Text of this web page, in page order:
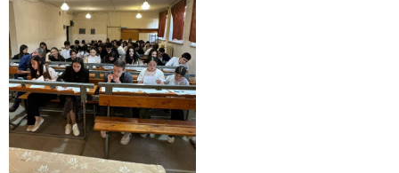
Заполни данные о себе и отправь заявку.
В течение 15-20 минут с вами свяжется специалист
приемной комиссии, ответит на все вопросы и поможет
СНИЛС — подать документы можно онлайн или очно.